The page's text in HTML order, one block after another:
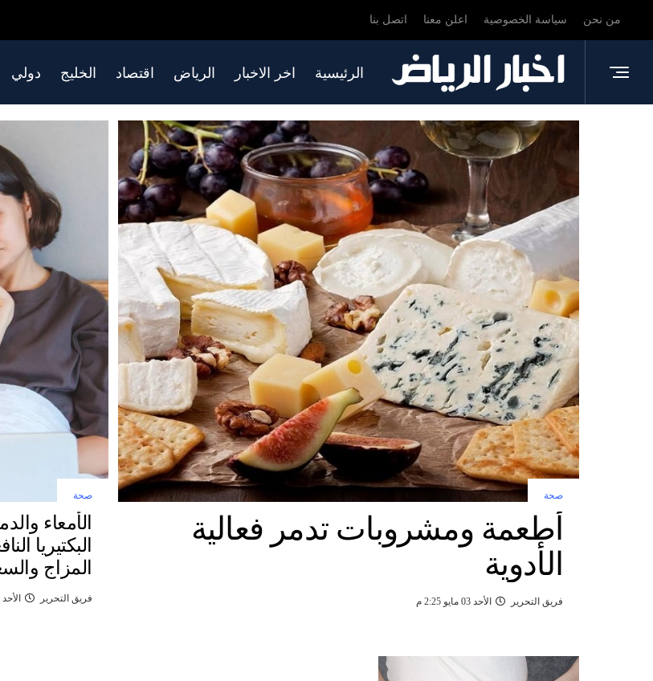
من نحن سياسة الخصوصية اعلن معنا اتصل بنا
الرئيسية اخر الاخبار الرياض اقتصاد الخليج دولي
صحة
أطعمة ومشروبات تدمر فعالية
الأدوية
فريق التحرير الأحد 03 مايو 2:25 م
صحة
الأمعاء
البكتيريا
المزاج
فريق التحرير الأحد 26 أبريل 2:55 م